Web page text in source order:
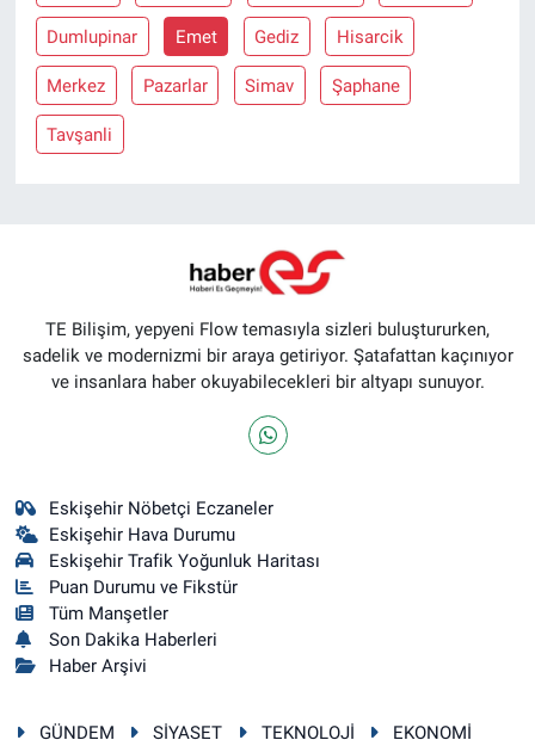
Dumlupinar Emet Gediz Hisarcik
Merkez Pazarlar Simav Şaphane
Tavşanli
TE Bilişim, yepyeni Flow temasıyla sizleri buluştururken,
sadelik ve modernizmi bir araya getiriyor. Şatafattan kaçınıyor
ve insanlara haber okuyabilecekleri bir altyapı sunuyor.
Eskişehir Nöbetçi Eczaneler
Eskişehir Hava Durumu
Eskişehir Trafik Yoğunluk Haritası
Puan Durumu ve Fikstür
Tüm Manşetler
Son Dakika Haberleri
Haber Arşivi
GÜNDEM SİYASET TEKNOLOJİ EKONOMİ